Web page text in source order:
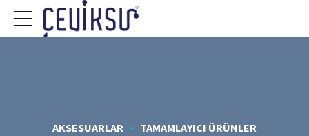
AKSESUARLAR TAMAMLAYICI ÜRÜNLER